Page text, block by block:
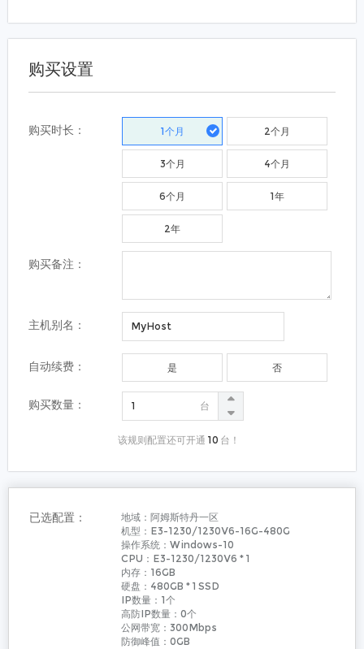
购买设置
购买时长： 1个月 2个月
3个月 4个月
6个月 1年
2年
购买备注：
主机别名：
自动续费： 是 否
购买数量： 台
该规则配置还可开通 10 台！
已选配置： 地域： 阿姆斯特丹一区
机型： E3-1230/1230V6-16G-480G
操作系统： Windows-10
CPU： E3-1230/1230V6 * 1
内存： 16GB
硬盘： 480GB * 1 SSD
IP数量： 1个
高防IP数量： 0个
公网带宽： 300Mbps
防御峰值： 0GB